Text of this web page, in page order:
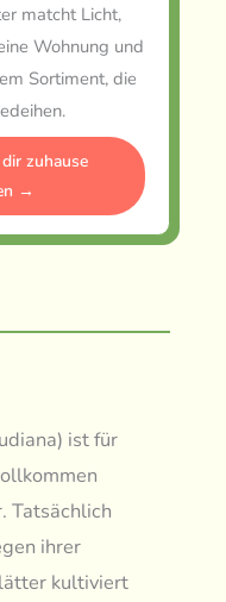
matcht Licht,
Wohnung und
Sortiment, die
zuhause
→
ist für
Tatsächlich
ihrer
kultiviert